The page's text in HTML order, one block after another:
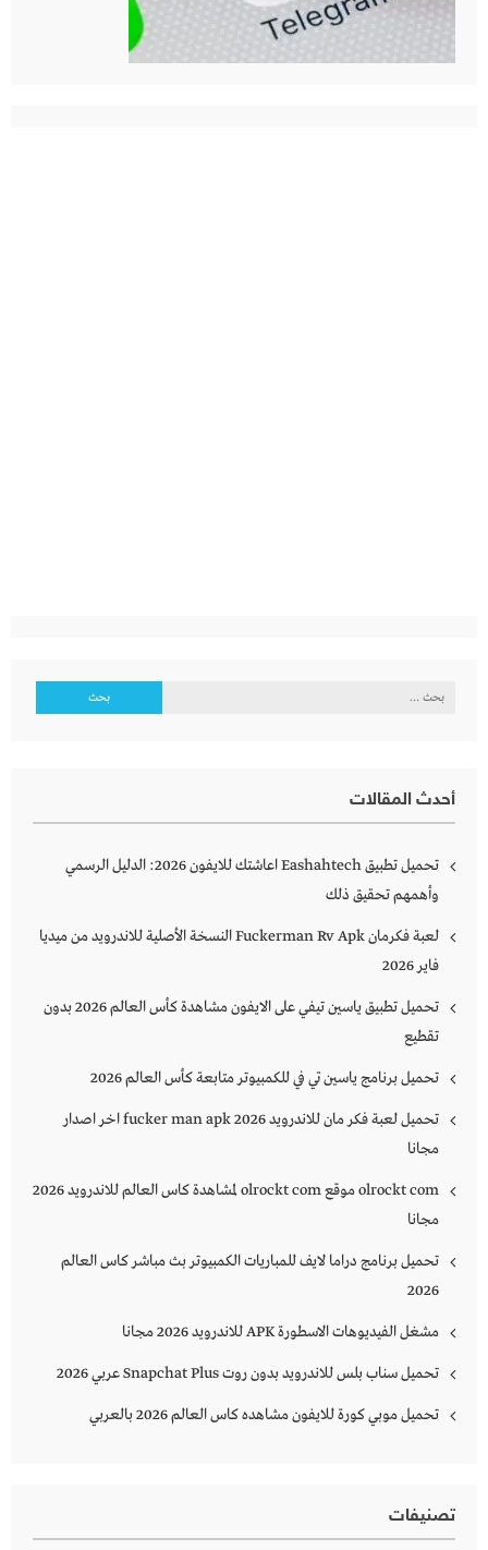
البحث
أحدث المقالات
تحميل تطبيق Eashahtech اعاشتك للايفون 2026: الدليل الرسمي
وأهمهم تحقيق ذلك
لعبة فكرمان Fuckerman Rv Apk النسخة الأصلية للاندرويد من ميديا
فاير 2026
تحميل تطبيق ياسين تيفي على الايفون مشاهدة كأس العالم 2026 بدون
تقطيع
تحميل برنامج ياسين تي في للكمبيوتر متابعة كأس العالم 2026
تحميل لعبة فكر مان للاندرويد 2026 fucker man apk اخر اصدار
مجانا
olrockt com موقع olrockt com لمشاهدة كاس العالم للاندرويد 2026
مجانا
تحميل برنامج دراما لايف للمباريات الكمبيوتر بث مباشر كاس العالم
2026
مشغل الفيديوهات الاسطورة APK للاندرويد 2026 مجانا
تحميل سناب بلس للاندرويد بدون روت Snapchat Plus‏ عربي 2026
تحميل موبي كورة للايفون مشاهده كاس العالم 2026 بالعربي
تصنيفات